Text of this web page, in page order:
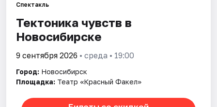
Спектакль
Тектоника чувств в
Новосибирске
9 сентября 2026 • среда • 19:00
Город: Новосибирск
Площадка: Театр «Красный Факел»